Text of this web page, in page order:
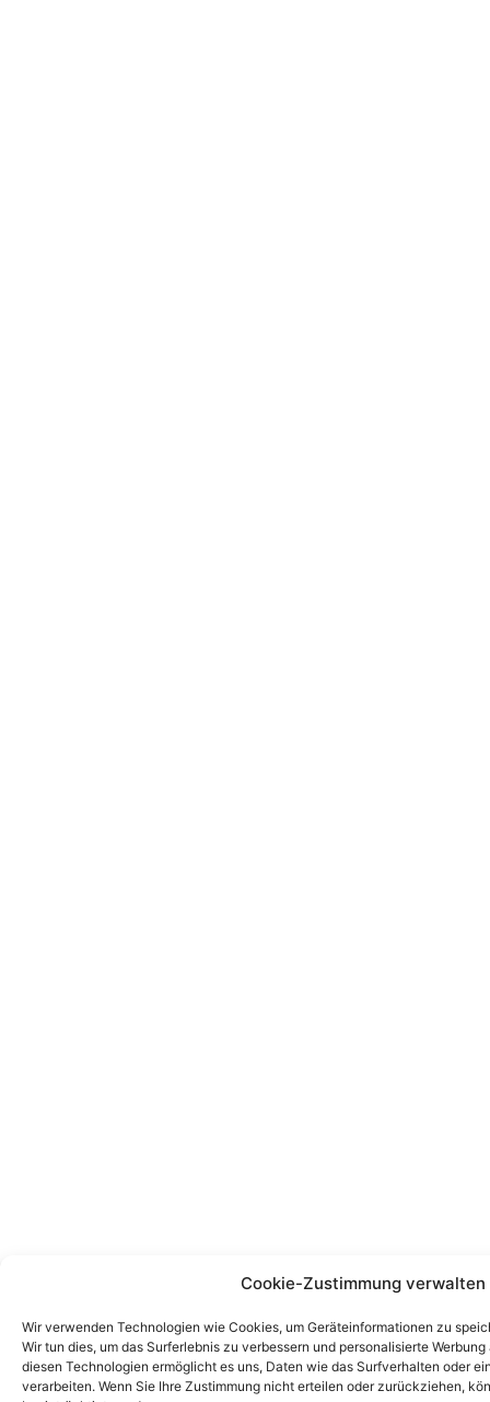
Cookie-Zustimmung verwalten
Wir verwenden Technologien wie Cookies, um Geräteinformationen zu
Wir tun dies, um das Surferlebnis zu verbessern und personalisierte
diesen Technologien ermöglicht es uns, Daten wie das Surfverhalten oder
verarbeiten. Wenn Sie Ihre Zustimmung nicht erteilen oder zurückziehen,